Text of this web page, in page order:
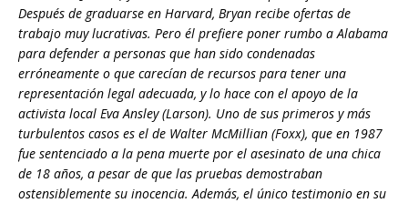
Después de graduarse en Harvard, Bryan recibe ofertas de
trabajo muy lucrativas. Pero él prefiere poner rumbo a Alabama
para defender a personas que han sido condenadas
erróneamente o que carecían de recursos para tener una
representación legal adecuada, y lo hace con el apoyo de la
activista local Eva Ansley (Larson). Uno de sus primeros y más
turbulentos casos es el de Walter McMillian (Foxx), que en 1987
fue sentenciado a la pena muerte por el asesinato de una chica
de 18 años, a pesar de que las pruebas demostraban
ostensiblemente su inocencia. Además, el único testimonio en su